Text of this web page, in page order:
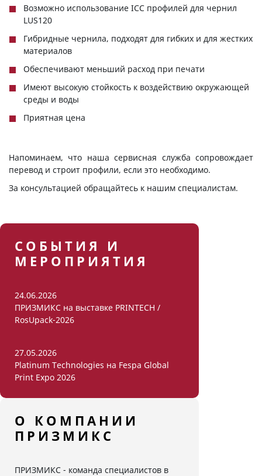
Возможно использование ICC профилей для чернил
LUS120
Гибридные чернила, подходят для гибких и для жестких
материалов
Обеспечивают меньший расход при печати
Имеют высокую стойкость к воздействию окружающей
среды и воды
Приятная цена
Напоминаем, что наша сервисная служба сопровождает
перевод и строит профили, если это необходимо.
За консультацией обращайтесь к нашим специалистам.
СОБЫТИЯ И
МЕРОПРИЯТИЯ
24.06.2026
ПРИЗМИКС на выставке PRINTECH /
RosUpack-2026
27.05.2026
Platinum Technologies на Fespa Global
Print Expo 2026
О КОМПАНИИ
ПРИЗМИКС
ПРИЗМИКС - команда специалистов в